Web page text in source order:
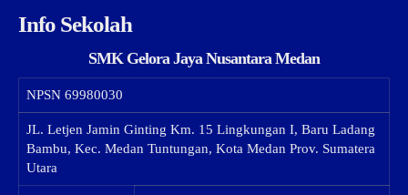
Info Sekolah
SMK Gelora Jaya Nusantara Medan
NPSN 69980030
JL. Letjen Jamin Ginting Km. 15 Lingkungan I, Baru Ladang
Bambu, Kec. Medan Tuntungan, Kota Medan Prov. Sumatera
Utara